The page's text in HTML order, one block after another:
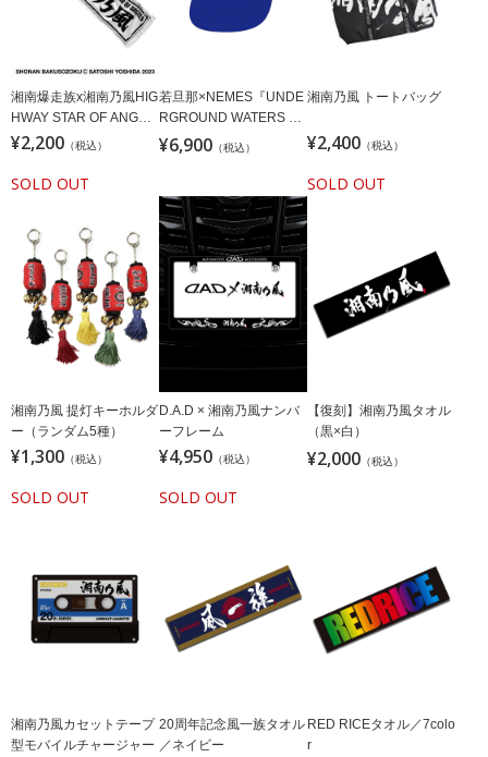
湘南爆走族x湘南乃風HIG
HWAY STAR OF ANGEL
タオル/ホワイト
¥2,200 （税込）
SOLD OUT
若旦那×NEMES『UNDE
RGROUND WATERS CA
P』
¥6,900 （税込）
湘南乃風 トートバッグ
¥2,400 （税込）
SOLD OUT
湘南乃風 提灯キーホルダ
ー（ランダム5種）
¥1,300 （税込）
SOLD OUT
D.A.D × 湘南乃風ナンバ
ーフレーム
¥4,950 （税込）
SOLD OUT
【復刻】湘南乃風タオル
（黒×白）
¥2,000 （税込）
湘南乃風カセットテープ
型モバイルチャージャー
20周年記念風一族タオル
／ネイビー
RED RICEタオル／7colo
r